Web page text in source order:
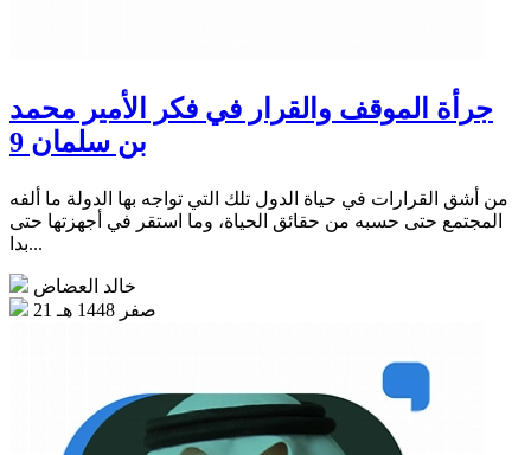
جرأة الموقف والقرار في فكر الأمير محمد
بن سلمان 9
من أشق القرارات في حياة الدول تلك التي تواجه بها الدولة ما ألفه
المجتمع حتى حسبه من حقائق الحياة، وما استقر في أجهزتها حتى
بدا...
خالد العضاض
21 صفر 1448 هـ